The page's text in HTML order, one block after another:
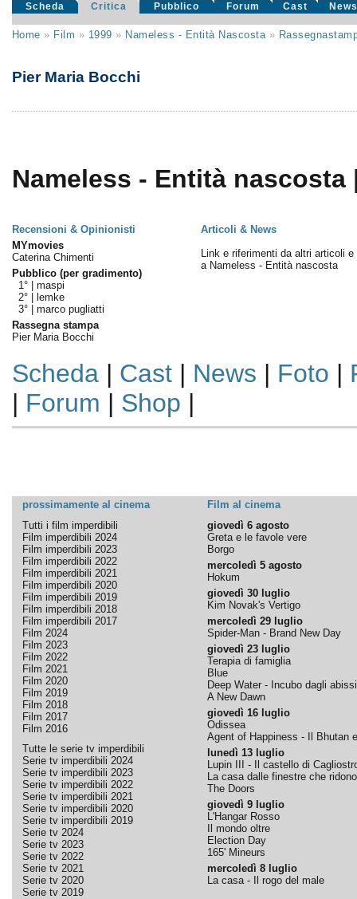
Scheda Critica Pubblico Forum Cast
Home » Film » 1999 » Nameless - Entità Nascosta»
Pier Maria Bocchi
Nameless - Entità nascosta
Recensioni & Opinionisti
Articoli & News
MYmovies
Caterina Chimenti
Pubblico (per gradimento)
1° | maspi
2° |
lemke
3° | marco pugliatti
Rassegna stampa
Pier Maria Bocchi
Link e riferimenti da altri articoli e
a Nameless - Entità nascosta
Scheda| Cast| News | Foto |
| Forum | Shop |
prossimamente al cinema
Film al cinema
Tutti i film imperdibili
Film imperdibili 2024
Film imperdibili 2023
Film imperdibili 2022
Film imperdibili 2021
Film imperdibili 2020
Film imperdibili 2019
Film imperdibili 2018
Film imperdibili 2017
Film 2024
Film 2023
Film 2022
Film 2021
Film 2020
Film 2019
Film 2018
Film 2017
Film 2016
Tutte le serie tv imperdibili
Serie tv imperdibili 2024
Serie tv imperdibili 2023
Serie tv imperdibili 2022
Serie tv imperdibili 2021
Serie tv imperdibili 2020
Serie tv imperdibili 2019
Serie tv 2024
Serie tv 2023
Serie tv 2022
Serie tv 2021
Serie tv 2020
Serie tv 2019
giovedì 6 agosto
Greta e le favole vere
Borgo
mercoledì 5 agosto
Hokum
giovedì 30 luglio
Kim Novak's Vertigo
mercoledì 29 luglio
Spider-Man - Brand New Day
giovedì 23 luglio
Terapia di famiglia
Blue
Deep Water - Incubo dagli abissi
A New Dawn
giovedì 16 luglio
Odissea
Agent of Happiness - Il Bhutan
lunedì 13 luglio
Lupin III - Il castello di
La casa dalle finestre che ridono
The Doors
giovedì 9 luglio
L'Hangar Rosso
Il mondo oltre
Election Day
165' Mineurs
mercoledì 8 luglio
La casa - Il rogo del male